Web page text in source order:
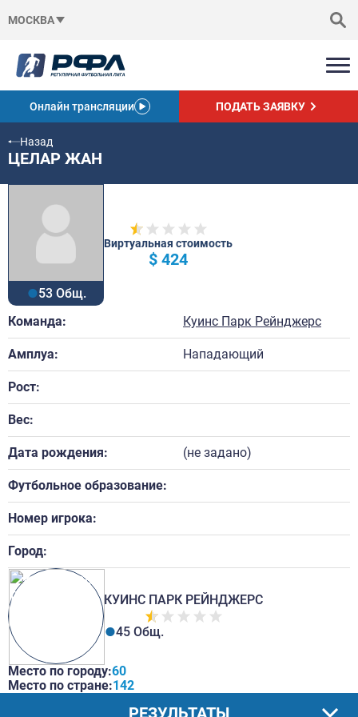
МОСКВА
Онлайн трансляции ПОДАТЬ ЗАЯВКУ
Назад
ЦЕЛАР ЖАН
53 Общ.
Виртуальная стоимость
$ 424
Команда: Куинс Парк Рейнджерс
Амплуа: Нападающий
Рост:
Вес:
Дата рождения: (не задано)
Футбольное образование:
Номер игрока:
Город:
КУИНС ПАРК РЕЙНДЖЕРС
45 Общ.
Место по городу:60
Место по стране:142
РЕЗУЛЬТАТЫ